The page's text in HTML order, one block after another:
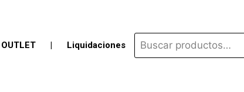
OUTLET Liquidaciones
Buscar
por: